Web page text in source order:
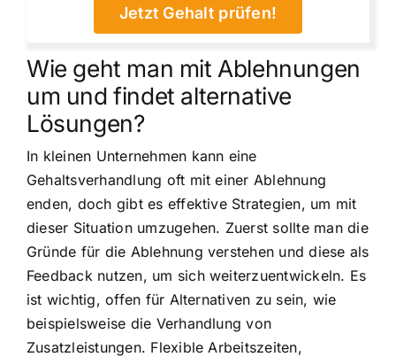
Jetzt Gehalt prüfen!
Wie geht man mit Ablehnungen
um und findet alternative
Lösungen?
In kleinen Unternehmen kann eine
Gehaltsverhandlung oft mit einer Ablehnung
enden, doch gibt es effektive Strategien, um mit
dieser Situation umzugehen. Zuerst sollte man die
Gründe für die Ablehnung verstehen und diese als
Feedback nutzen, um sich weiterzuentwickeln. Es
ist wichtig, offen für Alternativen zu sein, wie
beispielsweise die Verhandlung von
Zusatzleistungen. Flexible Arbeitszeiten,